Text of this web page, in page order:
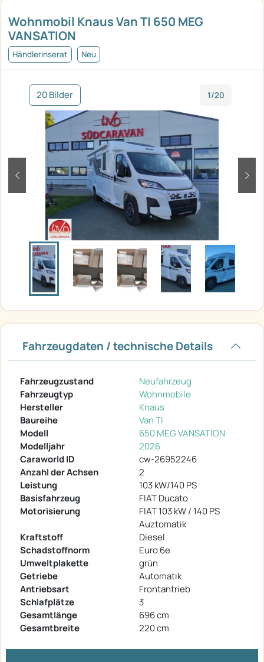
Wohnmobil Knaus Van TI 650 MEG
VANSATION
Händlerinserat Neu
20 Bilder 1/20
zurück
Fahrzeugdaten / technische Details
Fahrzeugzustand
Neufahrzeug
Fahrzeugtyp
Wohnmobile
Hersteller
Knaus
Baureihe
Van TI
Modell
650 MEG VANSATION
Modelljahr
2026
Caraworld ID
cw-26952246
Anzahl der Achsen
2
Leistung
103 kW/140 PS
Basisfahrzeug
FIAT Ducato
Motorisierung
FIAT 103 kW / 140 PS
Auztomatik
Kraftstoff
Diesel
Schadstoffnorm
Euro 6e
Umweltplakette
grün
Getriebe
Automatik
Antriebsart
Frontantrieb
Schlafplätze
3
Gesamtlänge
696 cm
Gesamtbreite
220 cm